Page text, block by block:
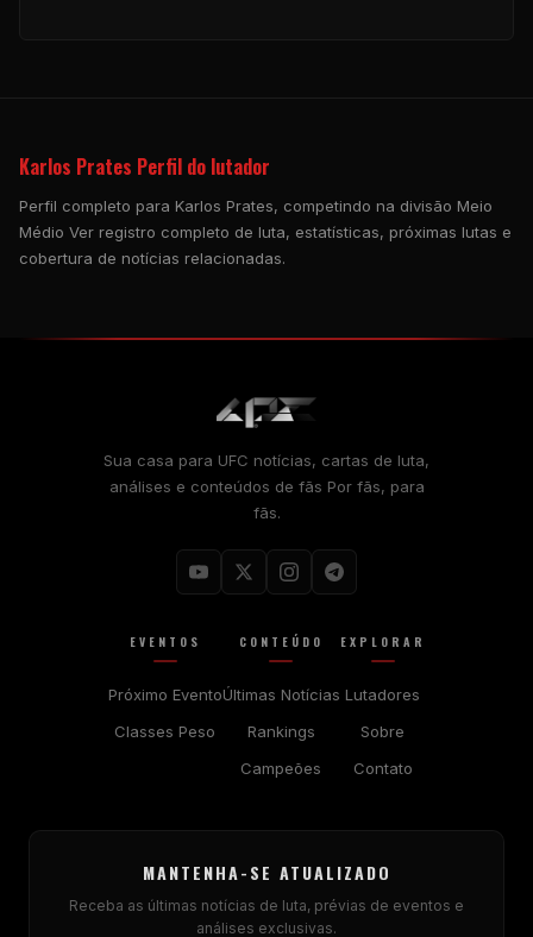
Karlos Prates Perfil do lutador
Perfil completo para Karlos Prates, competindo na divisão Meio
Médio Ver registro completo de luta, estatísticas, próximas lutas e
cobertura de notícias relacionadas.
Sua casa para UFC notícias, cartas de luta,
análises e conteúdos de fãs Por fãs, para
fãs.
EVENTOS
Próximo Evento
Classes Peso
CONTEÚDO
Últimas Notícias
Rankings
Campeões
EXPLORAR
Lutadores
Sobre
Contato
MANTENHA-SE ATUALIZADO
Receba as últimas notícias de luta, prévias de eventos e
análises exclusivas.